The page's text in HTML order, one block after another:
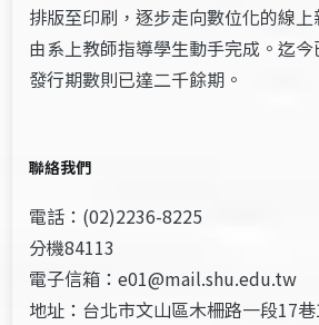
排版至印刷，逐步走向數位化的線
由系上教師指導學生動手完成。迄今
發行期數則已達二千餘期。
聯絡我們
電話：(02)2236-8225
分機84113
電子信箱：e01@mail.shu.edu.tw
地址：台北市文山區木柵路一段17